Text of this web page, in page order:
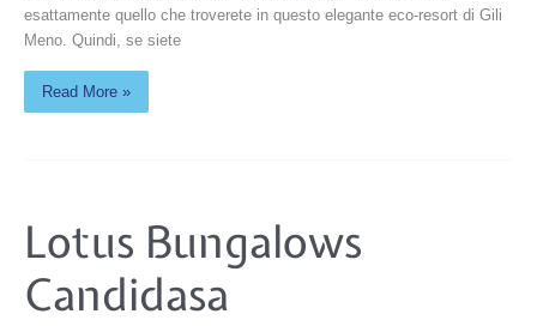
esattamente quello che troverete in questo elegante eco-resort di Gili
Meno. Quindi, se siete
Read More »
Lotus Bungalows
Candidasa
Bungalows
Candidasa